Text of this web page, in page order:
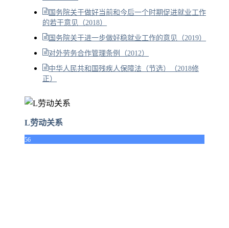
国务院关于做好当前和今后一个时期促进就业工作
的若干意见（2018）
国务院关于进一步做好稳就业工作的意见（2019）
对外劳务合作管理条例（2012）
中华人民共和国残疾人保障法（节选）（2018修
正）
L劳动关系
56